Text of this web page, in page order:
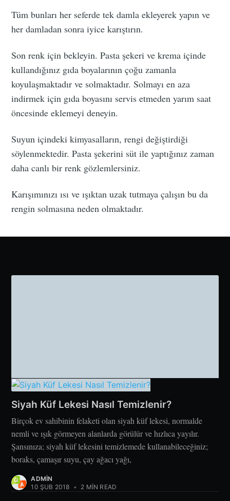
Tüm bunları her seferde tek damla ekleyerek yapın ve
her damladan sonra iyice karıştırın.
Son renk için bekleyin. Pasta şekeri ve krema içinde
kullandığınız gıda boyalarının çoğu zamanla
koyulaşmaktadır ve solmaktadır. Solmayı en aza
indirmek için gıda boyasını servis etmeden yarım saat
öncesinde eklemeyi deneyin.
Suyun içindeki kimyasalların, rengi değiştirdiği
söylenmektedir. Pasta şekerini süt ile yaptığınız zaman
daha canlı bir renk gözlemlersiniz.
Karışımınızı ısı ve ışıktan uzak tutmaya çalışın bu da
rengin solmasına neden olmaktadır.
Siyah Küf Lekesi Nasıl Temizlenir?
Birçok ev sahibinin felaketi olan siyah küf lekesi, normalde
nemli ve ışık görmeyen alanlarda görülür ve hızlıca yayılır.
Şansınıza; siyah küf lekesini temizlemede kullanabileceğiniz;
boraks, çamaşır suyu, çay ağacı yağı,
ADMIN
10 ŞUB 2018 • 2 MIN READ